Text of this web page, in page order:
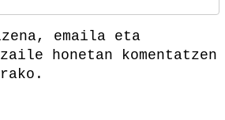
emaila eta
honetan komentatzen